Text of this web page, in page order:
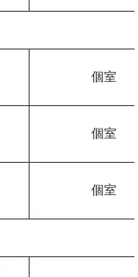
個室
個室
個室